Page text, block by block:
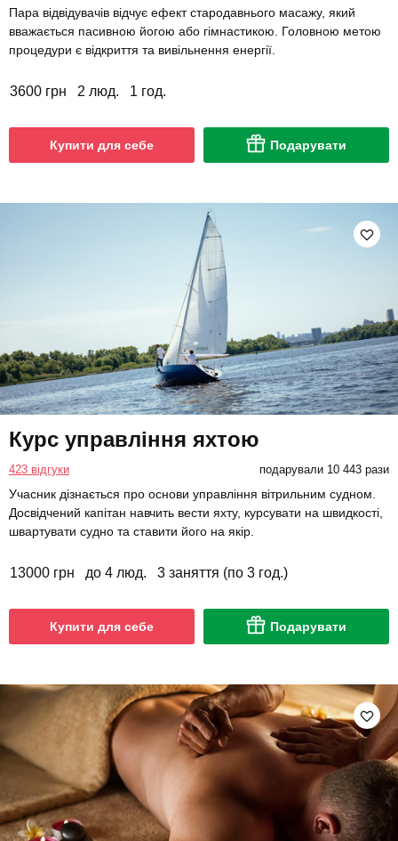
Пара відвідувачів відчує ефект стародавнього масажу, який
вважається пасивною йогою або гімнастикою. Головною метою
процедури є відкриття та вивільнення енергії.
3600 грн 2 люд. 1 год.
Купити для себе Подарувати
Курс управління яхтою
423 відгуки подарували 10 443 рази
Учасник дізнається про основи управління вітрильним судном.
Досвідчений капітан навчить вести яхту, курсувати на швидкості,
швартувати судно та ставити його на якір.
13000 грн до 4 люд. 3 заняття (по 3 год.)
Купити для себе Подарувати